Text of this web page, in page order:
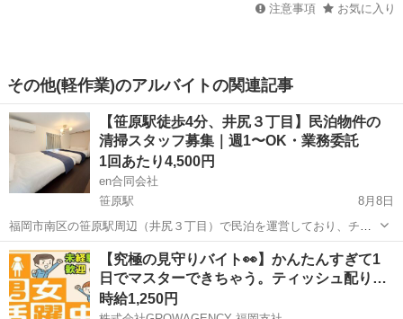
注意事項 お気に入り
その他(軽作業)のアルバイトの関連記事
【笹原駅徒歩4分、井尻３丁目】民泊物件の
清掃スタッフ募集｜週1〜OK・業務委託
1回あたり4,500円
en合同会社
笹原駅
8月8日
福岡市南区の笹原駅周辺（井尻３丁目）で民泊を運営しており、チェ
ックアウト後のお部屋清掃を定期的にお手伝いいただける方を探して
います。 お子さんを送り出した後の時間や、日中の空き時間を有効に
使いたい主婦・主夫の方にとくに向い...
福岡 福岡市 笹原駅 清掃 スタッフ
【究極の見守りバイト👀】かんたんすぎて1
日でマスターできちゃう。ティッシュ配り…
時給1,250円